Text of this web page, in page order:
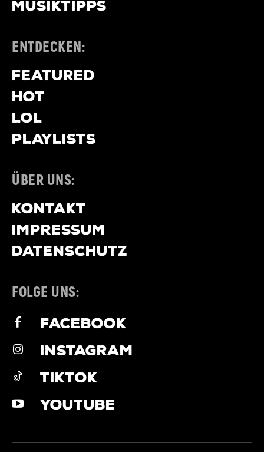
MUSIKTIPPS
ENTDECKEN:
FEATURED
HOT
LOL
PLAYLISTS
ÜBER UNS:
KONTAKT
IMPRESSUM
DATENSCHUTZ
FOLGE UNS:
FACEBOOK
INSTAGRAM
TIKTOK
YOUTUBE